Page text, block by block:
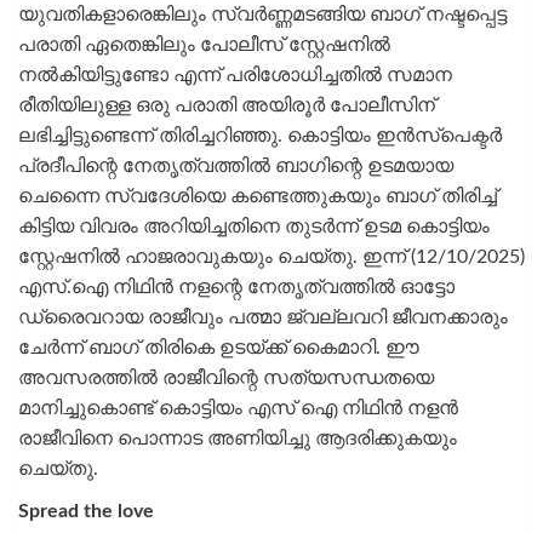
യുവതികളാരെങ്കിലും സ്വർണ്ണമടങ്ങിയ ബാഗ് നഷ്ടപ്പെട്ട
പരാതി ഏതെങ്കിലും പോലീസ് സ്റ്റേഷനിൽ
നൽകിയിട്ടുണ്ടോ എന്ന് പരിശോധിച്ചതിൽ സമാന
രീതിയിലുള്ള ഒരു പരാതി അയിരൂർ പോലീസിന്
ലഭിച്ചിട്ടുണ്ടെന്ന് തിരിച്ചറിഞ്ഞു. കൊട്ടിയം ഇൻസ്‌പെക്ടർ
പ്രദീപിന്റെ നേതൃത്വത്തിൽ ബാഗിന്റെ ഉടമയായ
ചെന്നൈ സ്വദേശിയെ കണ്ടെത്തുകയും ബാഗ് തിരിച്ച്
കിട്ടിയ വിവരം അറിയിച്ചതിനെ തുടർന്ന് ഉടമ കൊട്ടിയം
സ്റ്റേഷനിൽ ഹാജരാവുകയും ചെയ്തു. ഇന്ന് (12/10/2025)
എസ്.ഐ നിഥിൻ നളന്റെ നേതൃത്വത്തിൽ ഓട്ടോ
ഡ്രൈവറായ രാജീവും പത്മാ ജ്വല്ലവറി ജീവനക്കാരും
ചേർന്ന് ബാഗ് തിരികെ ഉടയ്ക്ക് കൈമാറി. ഈ
അവസരത്തിൽ രാജീവിന്റെ സത്യസന്ധതയെ
മാനിച്ചുകൊണ്ട് കൊട്ടിയം എസ് ഐ നിഥിൻ നളൻ
രാജീവിനെ പൊന്നാട അണിയിച്ചു ആദരിക്കുകയും
ചെയ്തു.
Spread the love